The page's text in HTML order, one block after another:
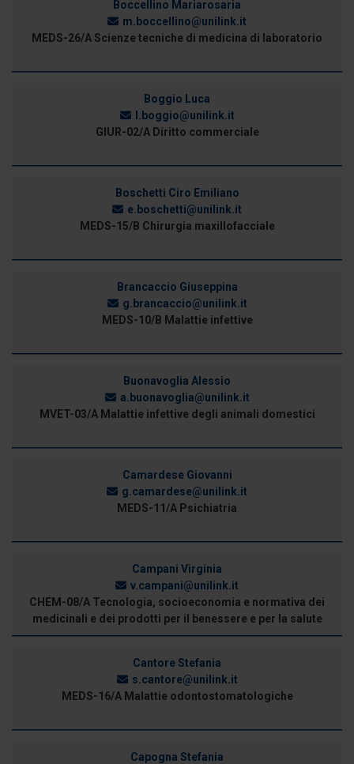
Boccellino Mariarosaria
m.boccellino@unilink.it
MEDS-26/A Scienze tecniche di medicina di laboratorio
Boggio Luca
l.boggio@unilink.it
GIUR-02/A Diritto commerciale
Boschetti Ciro Emiliano
e.boschetti@unilink.it
MEDS-15/B Chirurgia maxillofacciale
Brancaccio Giuseppina
g.brancaccio@unilink.it
MEDS-10/B Malattie infettive
Buonavoglia Alessio
a.buonavoglia@unilink.it
MVET-03/A Malattie infettive degli animali domestici
Camardese Giovanni
g.camardese@unilink.it
MEDS-11/A Psichiatria
Campani Virginia
v.campani@unilink.it
CHEM-08/A Tecnologia, socioeconomia e normativa dei
medicinali e dei prodotti per il benessere e per la salute
Cantore Stefania
s.cantore@unilink.it
MEDS-16/A Malattie odontostomatologiche
Capogna Stefania